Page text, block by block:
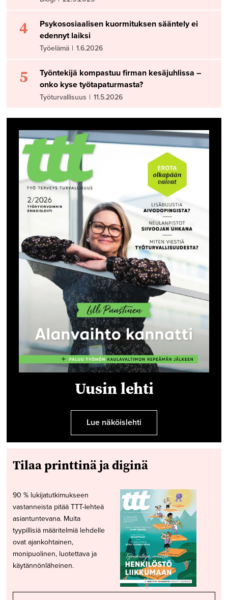
4
Psykososiaalisen kuormituksen sääntely ei
edennyt laiksi
Työelämä | 1.6.2026
5
Työntekijä kompastuu firman kesäjuhlissa –
onko kyse työtapaturmasta?
Työturvallisuus | 11.5.2026
Uusin lehti
Lue näköislehti
Tilaa printtinä ja diginä
90 % lukijatutkimukseen
vastanneista pitää TTT-lehteä
asiantuntevana. Muita
tyypillisiä määritelmiä lehdelle
ovat ajankohtainen,
monipuolinen, luotettava ja
käytännönläheinen.